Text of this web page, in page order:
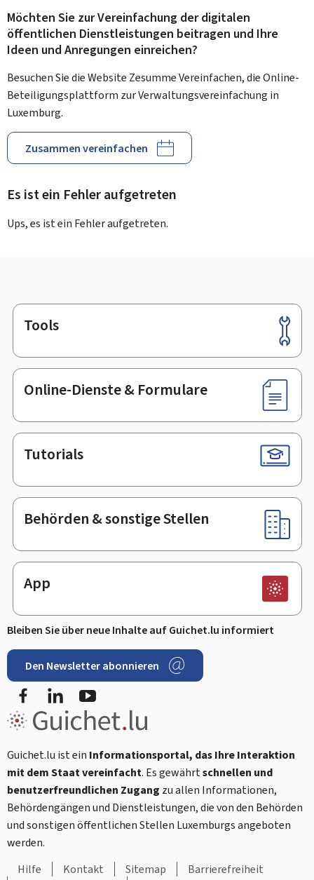
Möchten Sie zur Vereinfachung der digitalen
öffentlichen Dienstleistungen beitragen und Ihre
Ideen und Anregungen einreichen?
Besuchen Sie die Website Zesumme Vereinfachen, die Online-
Beteiligungsplattform zur Verwaltungsvereinfachung in
Luxemburg.
Zusammen vereinfachen
Es ist ein Fehler aufgetreten
Ups, es ist ein Fehler aufgetreten.
Footer
Tools
Online-Dienste & Formulare
Tutorials
Behörden & sonstige Stellen
App
Bleiben Sie über neue Inhalte auf Guichet.lu informiert
Den Newsletter abonnieren
FacebookLinkedIn
Guichet.lu ist ein Informationsportal, das Ihre Interaktion
mit dem Staat vereinfacht. Es gewährtschnellen und
benutzerfreundlichen Zugang zu allen Informationen,
Behördengängen und Dienstleistungen, die von den Behörden
und sonstigen öffentlichen Stellen Luxemburgs angeboten
werden.
Hilfe
Kontakt Sitemap
Barrierefreiheit